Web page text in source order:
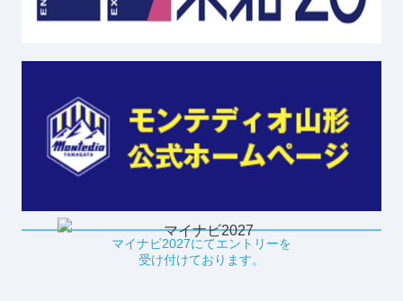
マイナビ2027にてエントリーを
受け付けております。